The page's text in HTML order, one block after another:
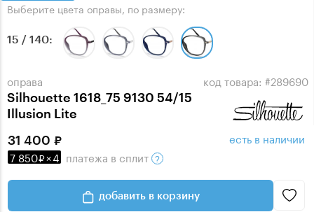
оправа
Silhouette 1618_75 9130 54/15
Illusion Lite
код товара: #289690
Выберите цвета оправы, по размеру:
15 / 140
31 400
7 850 ×4 платежа в сплит
есть в наличии
добавить в корзину